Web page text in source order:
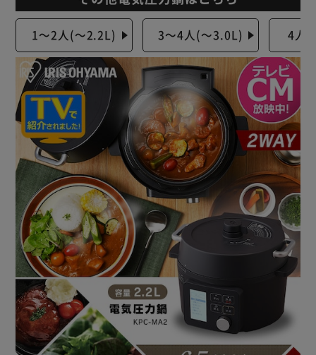
1～2人(～2.2L) 3～4人(～3.0L) 4人